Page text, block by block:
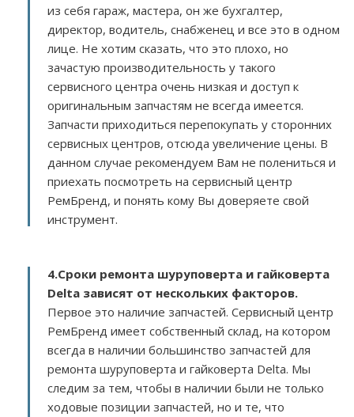
из себя гараж, мастера, он же бухгалтер,
директор, водитель, снабженец и все это в одном
лице. Не хотим сказать, что это плохо, но
зачастую производительность у такого
сервисного центра очень низкая и доступ к
оригинальным запчастям не всегда имеется.
Запчасти приходиться перепокупать у сторонних
сервисных центров, отсюда увеличение цены. В
данном случае рекомендуем Вам не полениться и
приехать посмотреть на сервисный центр
РемБренд, и понять кому Вы доверяете свой
инструмент.
4.Сроки ремонта шуруповерта и гайковерта
Delta зависят от нескольких факторов.
Первое это наличие запчастей. Сервисный центр
РемБренд имеет собственный склад, на котором
всегда в наличии большинство запчастей для
ремонта шуруповерта и гайковерта Delta. Мы
следим за тем, чтобы в наличии были не только
ходовые позиции запчастей, но и те, что